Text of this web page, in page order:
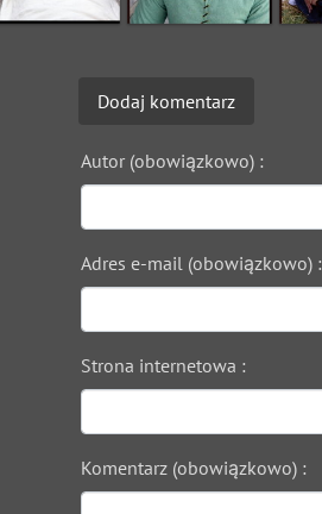
Dodaj komentarz
Autor (obowiązkowo) :
Adres e-mail (obowiązkowo) :
Strona internetowa :
Komentarz (obowiązkowo) :